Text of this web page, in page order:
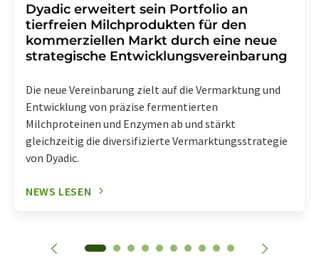
Dyadic erweitert sein Portfolio an
tierfreien Milchprodukten für den
kommerziellen Markt durch eine neue
strategische Entwicklungsvereinbarung
Die neue Vereinbarung zielt auf die Vermarktung und
Entwicklung von präzise fermentierten
Milchproteinen und Enzymen ab und stärkt
gleichzeitig die diversifizierte Vermarktungsstrategie
von Dyadic.
NEWS LESEN